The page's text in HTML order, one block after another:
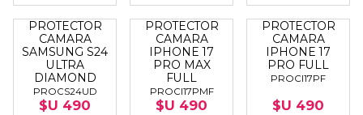
PROTECTOR
CAMARA
SAMSUNG S24
ULTRA
DIAMOND
PROCS24UD
$U 490
PROTECTOR
CAMARA
IPHONE 17
PRO MAX
FULL
PROCI17PMF
$U 490
PROTECTOR
CAMARA
IPHONE 17
PRO FULL
PROCI17PF
$U 490